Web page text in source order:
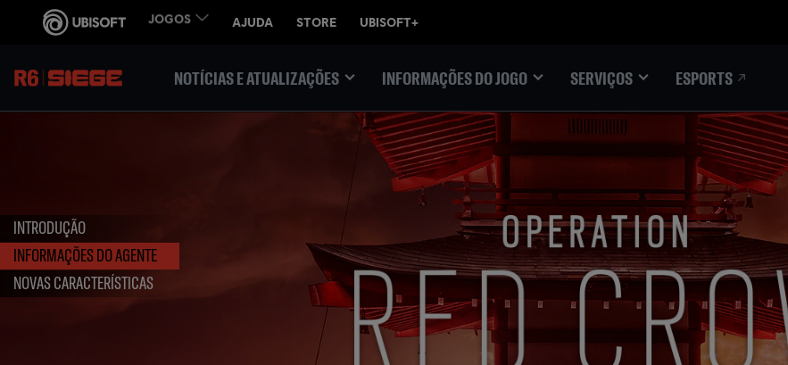
NOTÍCIAS E ATUALIZAÇÕES INFORMAÇÕES DO JOGO SERVIÇOS ESPORTS
INTRODUÇÃO
INFORMAÇÕES DO AGENTE
NOVAS CARACTERÍSTICAS